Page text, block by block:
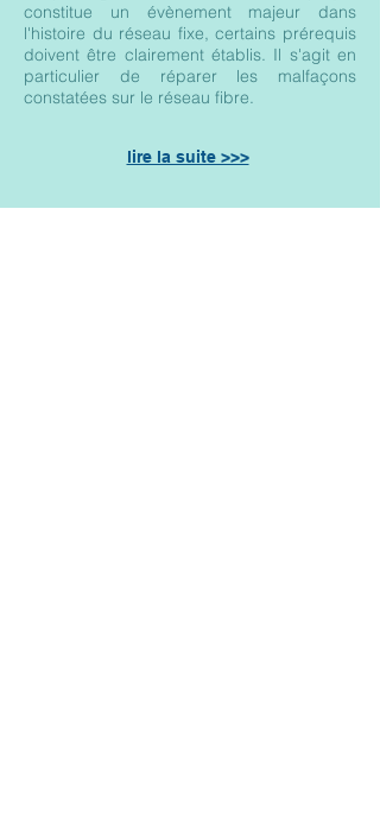
constitue un évènement majeur dans
l'histoire du réseau fixe, certains prérequis
doivent être clairement établis. Il s'agit en
particulier de réparer les malfaçons
constatées sur le réseau fibre.
lire la suite >>>